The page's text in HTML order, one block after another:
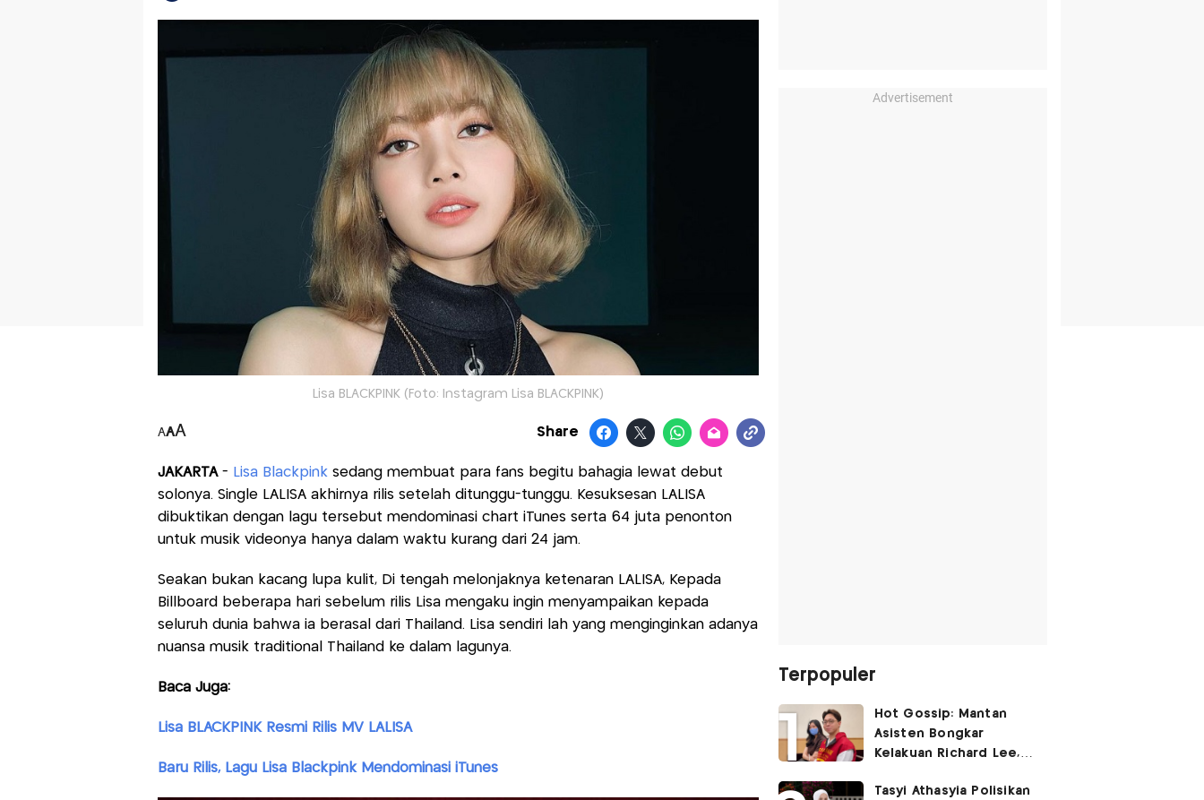
Lisa BLACKPINK (Foto: Instagram Lisa BLACKPINK)
AAA Share
JAKARTA - Lisa Blackpinksedang membuat para fans begitu bahagia lewat debut
solonya. Single LALISA akhirnya rilis setelah ditunggu-tunggu. Kesuksesan LALISA
dibuktikan dengan lagu tersebut mendominasi chart iTunes serta 64 juta penonton
untuk musik videonya hanya dalam waktu kurang dari 24 jam.
Seakan bukan kacang lupa kulit, Di tengah melonjaknya ketenaran LALISA, Kepada
Billboard beberapa hari sebelum rilis Lisa mengaku ingin menyampaikan kepada
seluruh dunia bahwa ia berasal dari Thailand. Lisa sendiri lah yang menginginkan adanya
nuansa musik traditional Thailand ke dalam lagunya.
Baca Juga:
Lisa BLACKPINK Resmi Rilis MV LALISA
Baru Rilis, Lagu Lisa Blackpink Mendominasi iTunes
Advertisement
Terpopuler
Hot Gossip: Mantan
Asisten Bongkar
Kelakuan Richard Lee,
Vicky Prasetyo
Tasyi Athasyia Polisikan